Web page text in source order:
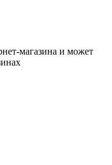
магазина и может